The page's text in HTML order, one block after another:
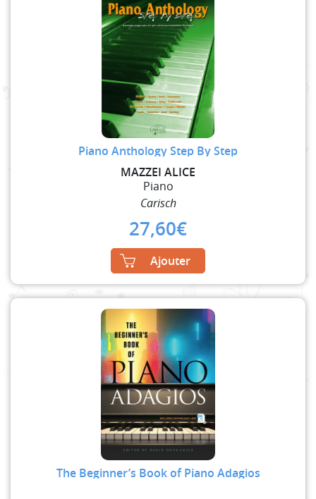
Piano Anthology Step By Step
MAZZEI ALICE
Piano
Carisch
27,60€
Ajouter
The Beginner’s Book of Piano Adagios